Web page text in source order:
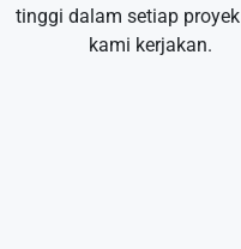
tinggi dalam setiap
kami kerjakan.